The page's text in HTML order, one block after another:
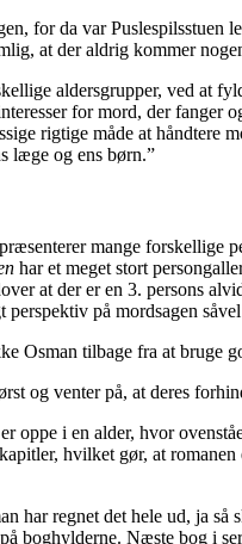
for da var
at der aldrig kommer
aldersgrupper, ved at
for mord, der fanger
rigtige måde at
læge og ens børn.”
mange
har et meget stort
at der er en 3. persons
på mordsagen
Osman tilbage fra at
og venter på, at deres
oppe i en alder, hvor
hvilket gør, at
har regnet det hele ud, ja
boghylderne. Næste bog i